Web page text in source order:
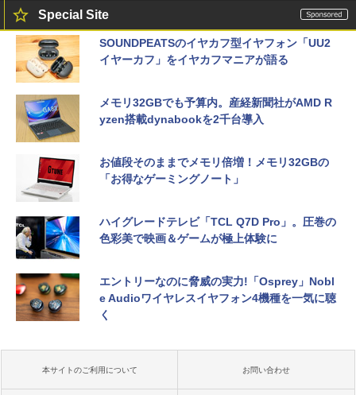
Special Site
SOUNDPEATSのイヤカフ型イヤフォン「UU2
イヤーカフ」をイヤカフマニアが語る
メモリ32GBでも予算内。産経新聞社がAMD R
yzen搭載dynabookを2千台導入
お値段そのままでメモリ倍増！メモリ32GBの
「お得なゲーミングノート」
ハイグレードテレビ「TCL Q7D Pro」。圧巻の
色彩美で映画＆ゲームが極上体験に
エントリーなのに脅威の実力!「Osprey」Nobl
e Audioワイヤレスイヤフォン4機種を一気に聴
く
本サイトのご利用について お問い合わせ